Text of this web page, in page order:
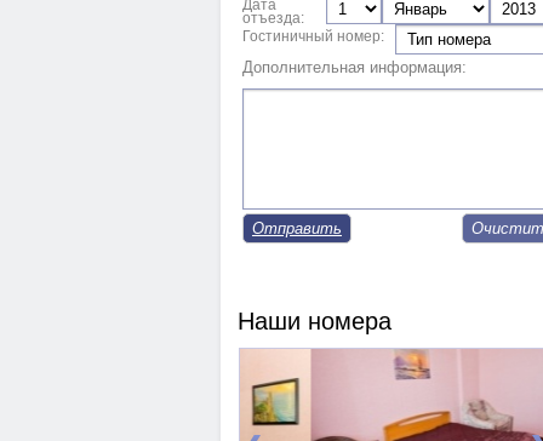
Дата
отъезда:
Гостиничный номер:
Дополнительная информация:
Отправить
Наши номера